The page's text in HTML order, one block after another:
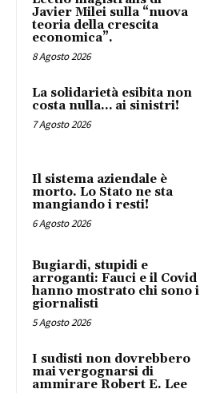
Javier Milei sulla “nuova
teoria della crescita
economica”.
8 Agosto 2026
La solidarietà esibita non
costa nulla… ai sinistri!
7 Agosto 2026
Il sistema aziendale è
morto. Lo Stato ne sta
mangiando i resti!
6 Agosto 2026
Bugiardi, stupidi e
arroganti: Fauci e il Covid
hanno mostrato chi sono i
giornalisti
5 Agosto 2026
I sudisti non dovrebbero
mai vergognarsi di
ammirare Robert E. Lee